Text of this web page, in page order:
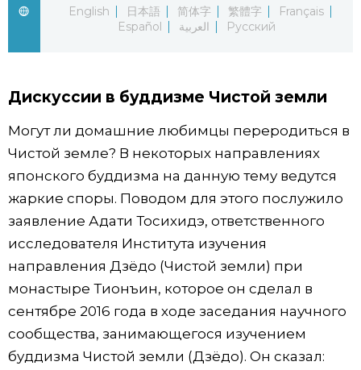
Токио
От редакции
English
日本語 简体字 繁體字
Français
Español
العربية Русский
Дискуссии в буддизме Чистой земли
Могут ли домашние любимцы переродиться в
Чистой земле? В некоторых направлениях
японского буддизма на данную тему ведутся
жаркие споры. Поводом для этого послужило
заявление Адати Тосихидэ, ответственного
исследователя Института изучения
направления Дзёдо (Чистой земли) при
монастыре Тионъин, которое он сделал в
сентябре 2016 года в ходе заседания научного
сообщества, занимающегося изучением
буддизма Чистой земли (Дзёдо). Он сказал: